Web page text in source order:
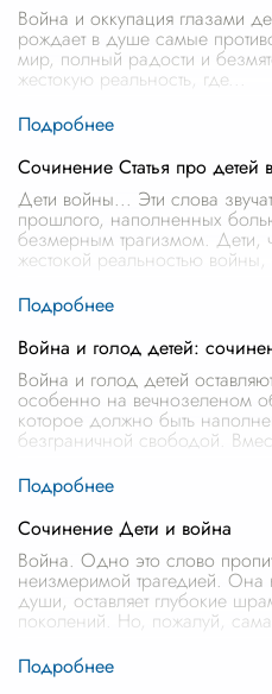
Война и оккупация глазами
рождает в душе самые
мир, полный радости и
жестокую реальность, где
Сочинение Статья про детей
Дети войны... Эти слова
прошлого, наполненных
безмерным трагизмом. Дети,
жестокой реальностью войны,
Война и голод детей:
Война и голод детей
особенно на вечнозеленом
которое должно быть
безграничной свободой.
Сочинение Дети и война
Война. Одно это слово
неизмеримой трагедией. Она
души, оставляет глубокие
поколений. Но, пожалуй, сама